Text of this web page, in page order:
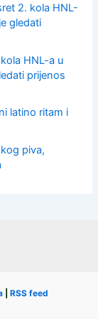
2. kola HNL-
gledati
HNL-a u
prijenos
latino ritam i
piva,
RSS feed